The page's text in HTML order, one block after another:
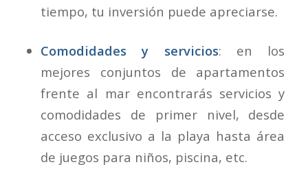
tiempo, tu inversión puede apreciarse.
Comodidades y servicios: en los
mejores conjuntos de apartamentos
frente al mar encontrarás servicios y
comodidades de primer nivel, desde
acceso exclusivo a la playa hasta área
de juegos para niños, piscina, etc.